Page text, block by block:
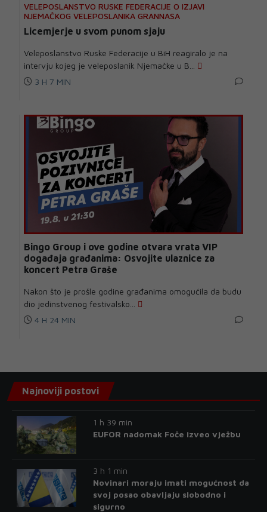
VELEPOSLANSTVO RUSKE FEDERACIJE O IZJAVI
NJEMAČKOG VELEPOSLANIKA GRANNASA
Licemjerje u svom punom sjaju
Veleposlanstvo Ruske Federacije u BiH reagiralo je na
intervju kojeg je veleposlanik Njemačke u B...
3 H 7 MIN
Bingo Group i ove godine otvara vrata VIP
događaja građanima: Osvojite ulaznice za
koncert Petra Graše
Nakon što je prošle godine građanima omogućila da budu
dio jedinstvenog festivalsko...
4 H 24 MIN
Najnoviji postovi
1 h 39 min
EUFOR nadomak Foče izveo vježbu
3 h 1 min
Novinari moraju imati mogućnost da
svoj posao obavljaju slobodno i
sigurno